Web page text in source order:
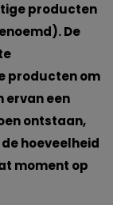
producten
De
producten om
ervan een
ontstaan,
hoeveelheid
moment op